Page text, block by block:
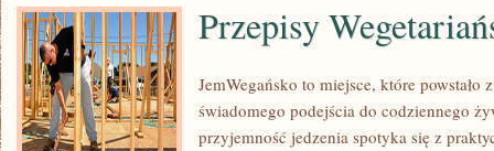
Przepisy
JemWegańsko to miejsce, które
świadomego podejścia do codziennego
przyjemność jedzenia spotyka się z